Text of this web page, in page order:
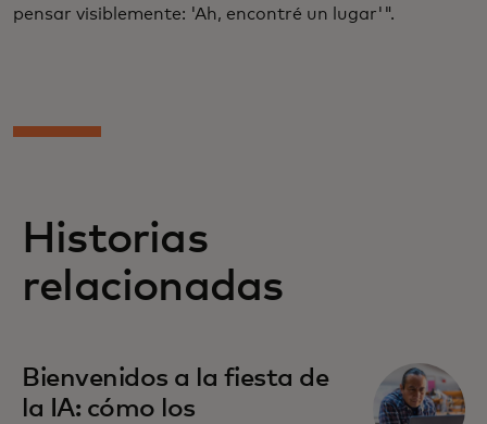
pensar visiblemente: 'Ah, encontré un lugar'".
Historias
relacionadas
Bienvenidos a la fiesta de
la IA: cómo los